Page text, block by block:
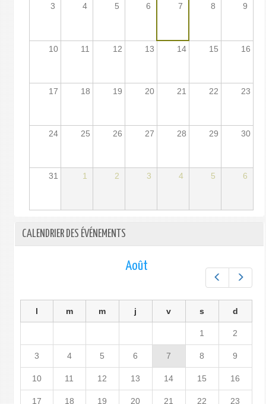
3 4 5 6 7 8 9
10 11 12 13 14 15 16
17 18 19 20 21 22 23
24 25 26 27 28 29 30
31 1 2 3 4 5 6
CALENDRIER DES ÉVÉNEMENTS
Préc.
Août
l m m j v s d
1 2
3 4 5 6 7 8 9
10 11 12 13 14 15 16
17 18 19 20 21 22 23